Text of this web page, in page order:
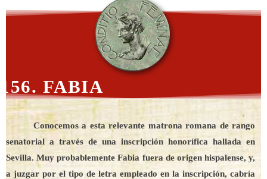
156. FABIA
Conocemos a esta relevante matrona romana de rango
senatorial a través de una inscripción honorífica hallada en
Sevilla. Muy probablemente Fabia fuera de origen hispalense, y,
a juzgar por el tipo de letra empleado en la inscripción, cabría